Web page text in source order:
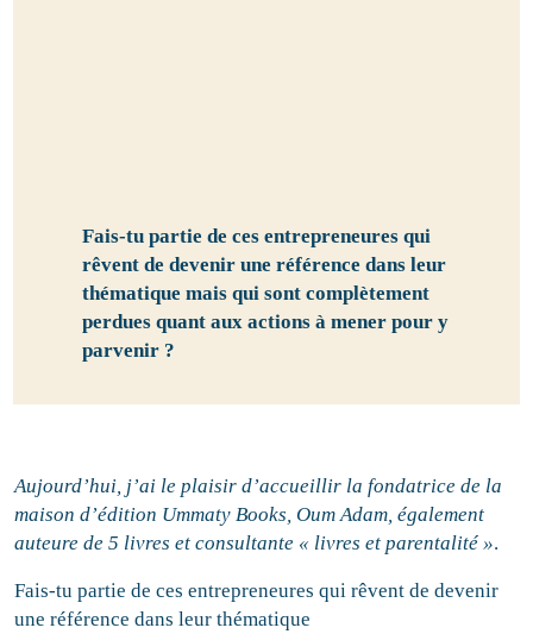
Fais-tu partie de ces entrepreneures qui
rêvent de devenir une référence dans leur
thématique mais qui sont complètement
perdues quant aux actions à mener pour y
parvenir ?
Aujourd’hui, j’ai le plaisir d’accueillir la fondatrice de la
maison d’édition Ummaty Books, Oum Adam, également
auteure de 5 livres et consultante « livres et parentalité ».
Fais-tu partie de ces entrepreneures qui rêvent de devenir
une référence dans leur thématique